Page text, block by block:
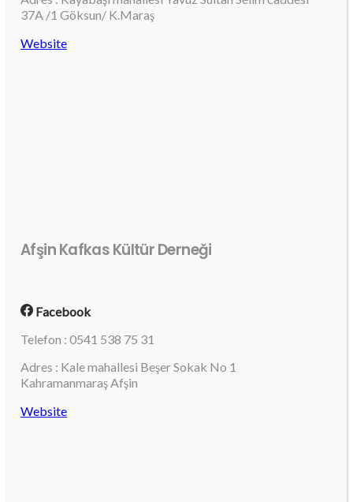
37A /1 Göksun/ K.Maraş
Website
Afşin Kafkas Kültür Derneği
Facebook
Telefon : 0541 538 75 31
Adres : Kale mahallesi Beşer Sokak No 1
Kahramanmaraş Afşin
Website